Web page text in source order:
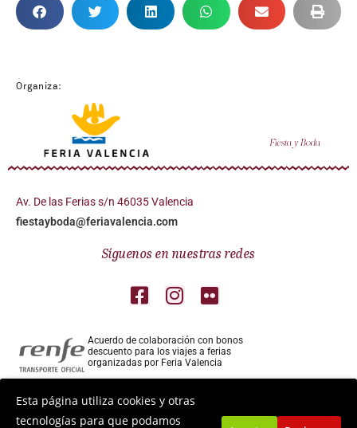
Organiza:
Av. De las Ferias s/n 46035 Valencia
fiestayboda@feriavalencia.com
Síguenos en nuestras redes
Acuerdo de colaboración con bonos
descuento para los viajes a ferias
organizadas por Feria Valencia
Colaborador aéreo para los viajes a ferias
organizadas por Feria Valencia
Esta página utiliza cookies y otras
tecnologías para que podamos